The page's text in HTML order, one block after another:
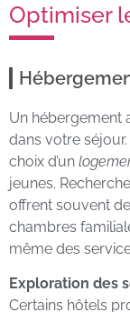
Optimiser
Un hébergement
dans votre
choix d’un
jeunes.
offrent souvent
chambres
même des
Exploration des
Certains hôtels